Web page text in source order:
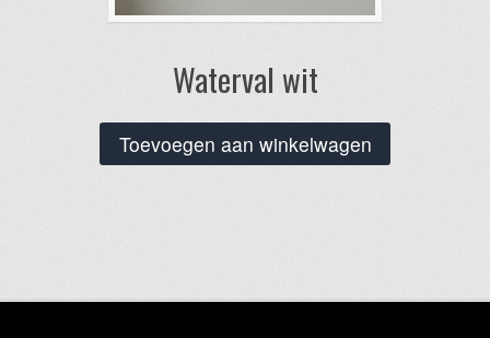
Waterval wit
Toevoegen aan winkelwagen